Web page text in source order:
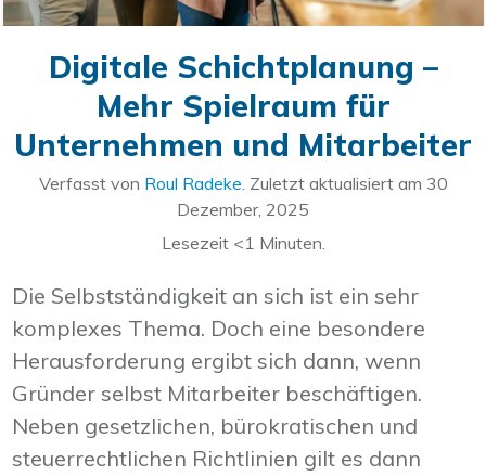
Digitale Schichtplanung –
Mehr Spielraum für
Unternehmen und Mitarbeiter
Verfasst von Roul Radeke. Zuletzt aktualisiert am 30
Dezember, 2025
Lesezeit <1 Minuten.
Die Selbstständigkeit an sich ist ein sehr
komplexes Thema. Doch eine besondere
Herausforderung ergibt sich dann, wenn
Gründer selbst Mitarbeiter beschäftigen.
Neben gesetzlichen, bürokratischen und
steuerrechtlichen Richtlinien gilt es dann